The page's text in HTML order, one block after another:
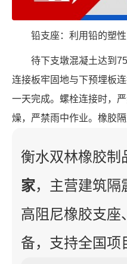
铅支座：利用铅的塑
待下支墩混凝土达到
连接板牢固地与下预埋板
一天完成。螺栓连接时，
燥，严禁雨中作业。橡胶
衡水双林橡胶制
家，主营建筑
高阻尼橡胶支座
备，支持全国项